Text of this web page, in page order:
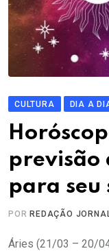
CULTURA DIA A
previsão
para seu
PORREDAÇÃO
Áries (21/03 – 20/